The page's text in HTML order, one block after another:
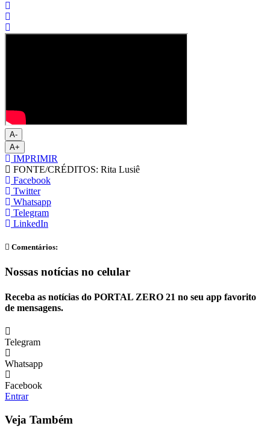
A-
A+
IMPRIMIR
FONTE/CRÉDITOS: Rita Lusiê
Facebook
Twitter
Whatsapp
Telegram
LinkedIn
Comentários:
Nossas notícias no celular
Receba as notícias do PORTAL ZERO 21 no seu app favorito
de mensagens.
Telegram
Whatsapp
Facebook
Entrar
Veja Também